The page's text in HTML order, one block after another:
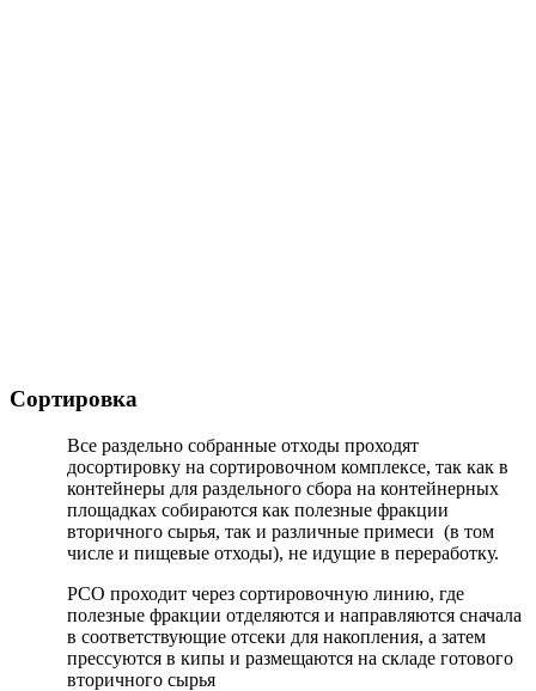
Сортировка
Все раздельно собранные отходы проходят
досортировку на сортировочном комплексе, так как в
контейнеры для раздельного сбора на контейнерных
площадках собираются как полезные фракции
вторичного сырья, так и различные примеси (в том
числе и пищевые отходы), не идущие в переработку.
РСО проходит через сортировочную линию, где
полезные фракции отделяются и направляются сначала
в соответствующие отсеки для накопления, а затем
прессуются в кипы и размещаются на складе готового
вторичного сырья